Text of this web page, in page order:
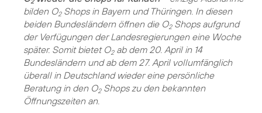
bilden O2Shops in Bayern und Thüringen. In diesen
beiden Bundesländern öffnen die O2Shops aufgrund
der Verfügungen der Landesregierungen eine Woche
später. Somit bietet O2ab dem 20. April in 14
Bundesländern und ab dem 27. April vollumfänglich
überall in Deutschland wieder eine persönliche
Beratung in den O2Shops zu den bekannten
Öffnungszeiten an.